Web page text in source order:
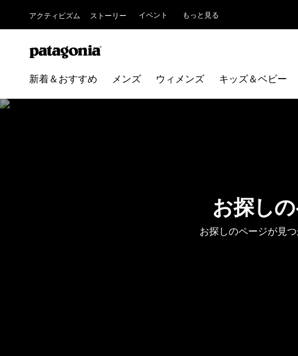
アクティビズム ストーリー イベント もっと見る
新着＆おすすめ メンズ ウィメンズ キッズ＆ベビー
お探し
お探しのページが見